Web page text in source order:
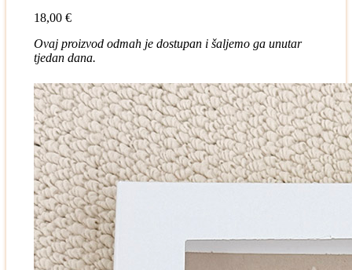
18,00 €
Ovaj proizvod odmah je dostupan i šaljemo ga unutar
tjedan dana.